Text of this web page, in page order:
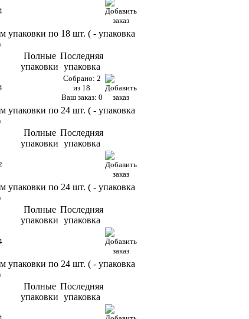
упаковки по 18 шт. ( - упаковка
Полные
упаковки
Последняя
упаковка
Собрано: 2
из 18
Ваш заказ: 0
упаковки по 24 шт. ( - упаковка
Полные
упаковки
Последняя
упаковка
упаковки по 24 шт. ( - упаковка
Полные
упаковки
Последняя
упаковка
упаковки по 24 шт. ( - упаковка
Полные
упаковки
Последняя
упаковка